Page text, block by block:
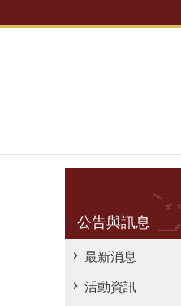
公告與訊息
最新消息
活動資訊